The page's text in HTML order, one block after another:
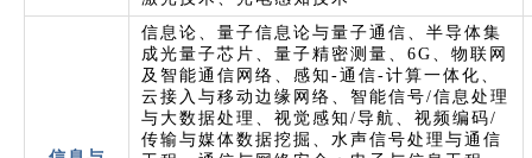
信息论、量子信息论与量子通信、半导体集
成光量子芯片、量子精密测量、6G、物联网
及智能通信网络、感知-通信-计算一体化、
云接入与移动边缘网络、智能信号/信息处理
与大数据处理、视觉感知/导航、视频编码/
传输与媒体数据挖掘、水声信号处理与通信